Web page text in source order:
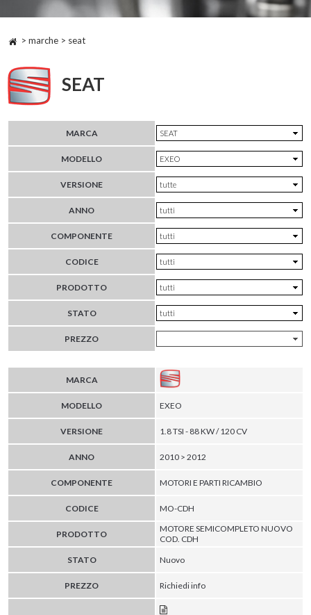
> marche > seat
SEAT
MARCA
MODELLO
VERSIONE
ANNO
COMPONENTE
CODICE
PRODOTTO
STATO
PREZZO
MARCA
MODELLO EXEO
VERSIONE 1.8 TSI - 88 KW / 120 CV
ANNO 2010 > 2012
COMPONENTE MOTORI E PARTI RICAMBIO
CODICE MO-CDH
PRODOTTO
MOTORE SEMICOMPLETO NUOVO
COD. CDH
STATO
Nuovo
PREZZO Richiedi info